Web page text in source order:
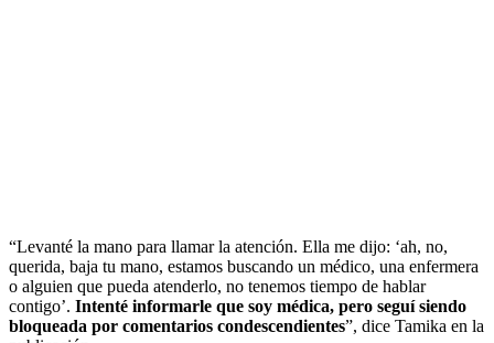
“Levanté la mano para llamar la atención. Ella me dijo: ‘ah, no,
querida, baja tu mano, estamos buscando un médico, una enfermera
o alguien que pueda atenderlo, no tenemos tiempo de hablar
contigo’. Intenté informarle que soy médica, pero seguí siendo
bloqueada por comentarios condescendientes”, dice Tamika en la